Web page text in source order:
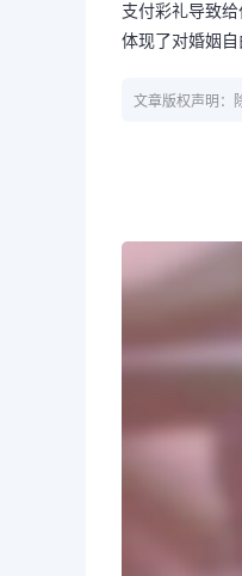
支付彩礼导致
体现了对婚姻自
文章版权声明：